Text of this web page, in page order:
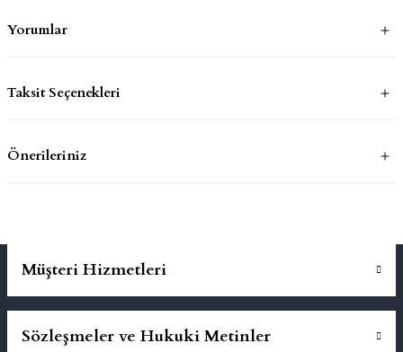
Yorumlar
Taksit Seçenekleri
Önerileriniz
Müşteri Hizmetleri
Sözleşmeler ve Hukuki Metinler